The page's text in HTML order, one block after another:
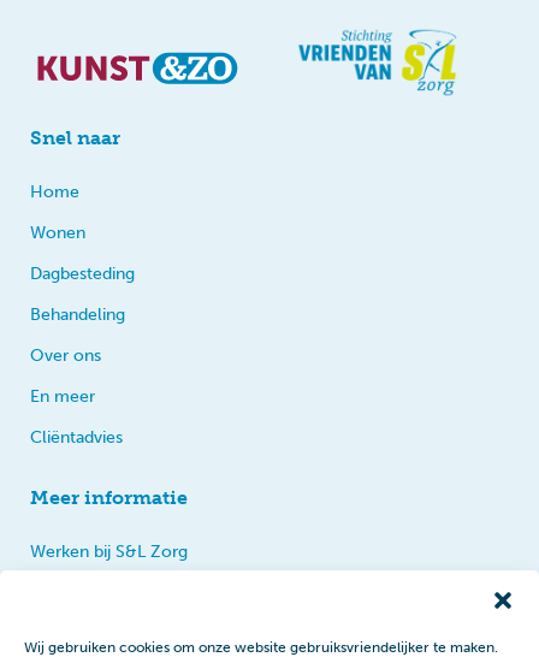
Wij gebruiken cookies om onze website gebruiksvriendelijker te maken.
Snel naar
Home
Wonen
Dagbesteding
Behandeling
Over ons
En meer
Cliëntadvies
Meer informatie
Werken bij S&L Zorg